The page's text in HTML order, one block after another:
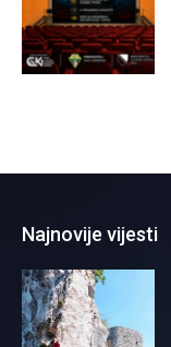
Najnovije vijesti